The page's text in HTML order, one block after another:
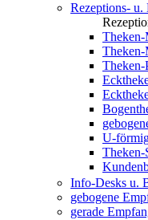
Rezeptions- u.
U-
Theken-
Info-Desks u.
gebogene
gerade